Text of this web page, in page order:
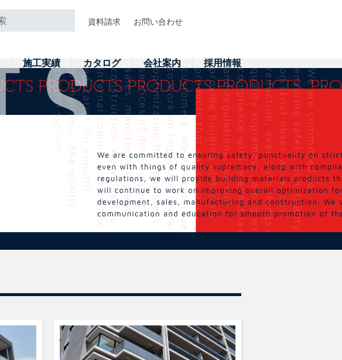
資料請求
お問い合わせ
施工実績 カタログ 会社案内 採用情報